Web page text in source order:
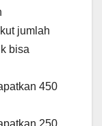
jumlah
bisa
450
250